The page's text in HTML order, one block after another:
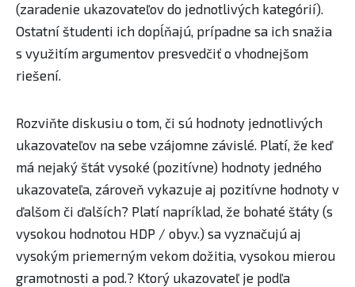
(zaradenie ukazovateľov do jednotlivých kategórií).
Ostatní študenti ich dopĺňajú, prípadne sa ich snažia
s využitím argumentov presvedčiť o vhodnejšom
riešení.
Rozviňte diskusiu o tom, či sú hodnoty jednotlivých
ukazovateľov na sebe vzájomne závislé. Platí, že keď
má nejaký štát vysoké (pozitívne) hodnoty jedného
ukazovateľa, zároveň vykazuje aj pozitívne hodnoty v
ďalšom či ďalších? Platí napríklad, že bohaté štáty (s
vysokou hodnotou HDP / obyv.) sa vyznačujú aj
vysokým priemerným vekom dožitia, vysokou mierou
gramotnosti a pod.? Ktorý ukazovateľ je podľa